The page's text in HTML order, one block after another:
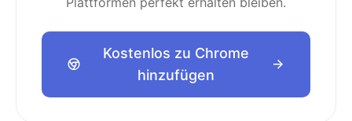
Kostenlos zu Chrome
hinzufügen